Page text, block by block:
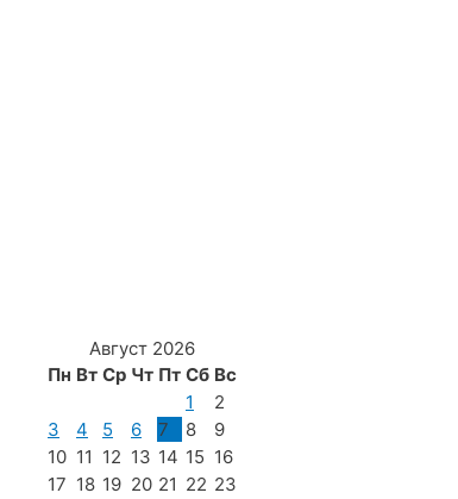
Август 2026
Пн Вт Ср Чт Пт Сб Вс
1
2
3
4 5 6 7 8
9
10 11 12 13 14 15 16
17 18 19 20 21 22 23